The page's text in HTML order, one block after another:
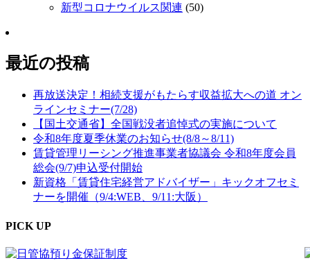
新型コロナウイルス関連 (50)
最近の投稿
再放送決定！相続支援がもたらす収益拡大への道 オン
ラインセミナー(7/28)
【国土交通省】全国戦没者追悼式の実施について
令和8年度夏季休業のお知らせ(8/8～8/11)
賃貸管理リーシング推進事業者協議会 令和8年度会員
総会(9/7)申込受付開始
新資格「賃貸住宅経営アドバイザー」キックオフセミ
ナーを開催（9/4:WEB、9/11:大阪）
PICK UP